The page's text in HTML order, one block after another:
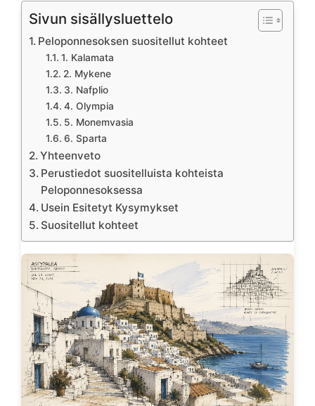
Sivun sisällysluettelo
Peloponnesoksen suositellut kohteet
1. Kalamata
2. Mykene
3. Nafplio
4. Olympia
5. Monemvasia
6. Sparta
Yhteenveto
Perustiedot suositelluista kohteista
Peloponnesoksessa
Usein Esitetyt Kysymykset
Suositellut kohteet